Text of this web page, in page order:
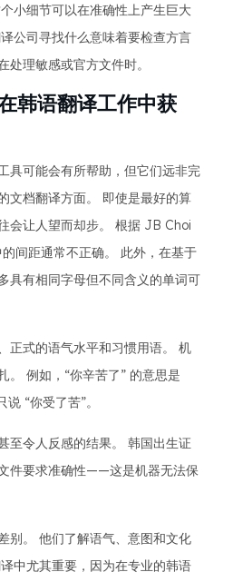
小细节可以在准确性上产生巨大
公司寻找什么意味着要检查方言
理敏感或官方文件时。
韩语翻译工作中获
具可能会有所帮助，但它们远非完
文档翻译方面。 即使是最好的算
会让人望而却步。 根据 JB Choi
间距通常不正确。 此外，在基于
具有相同字母但不同含义的单词可
正式的语气水平和习惯用语。 机
。 例如，“你辛苦了” 的意思是
“你受了苦”。
至令人反感的结果。 韩国出生证
件要求准确性——这是机器无法保
别。 他们了解语气、意图和文化
中尤其重要，因为在专业的韩语